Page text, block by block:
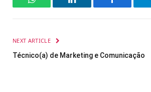
WhatsAppLinkedIn Facebook
NEXT ARTICLE
Técnico(a) de Marketing e Comunicação